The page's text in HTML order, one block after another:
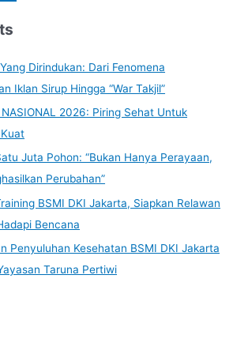
Dirindukan: Dari Fenomena
Iklan Sirup Hingga “War Takjil”
NASIONAL 2026: Piring Sehat Untuk
Juta Pohon: “Bukan Hanya Perayaan,
Perubahan”
BSMI DKI Jakarta, Siapkan Relawan
Bencana
Penyuluhan Kesehatan BSMI DKI Jakarta
Taruna Pertiwi